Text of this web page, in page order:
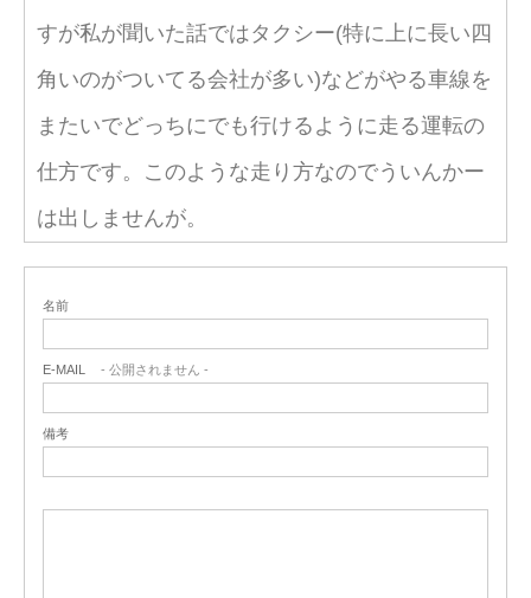
すが私が聞いた話ではタクシー(特に上に長い四
角いのがついてる会社が多い)などがやる車線を
またいでどっちにでも行けるように走る運転の
仕方です。このような走り方なのでういんかー
は出しませんが。
名前
E-MAIL - 公開されません -
備考